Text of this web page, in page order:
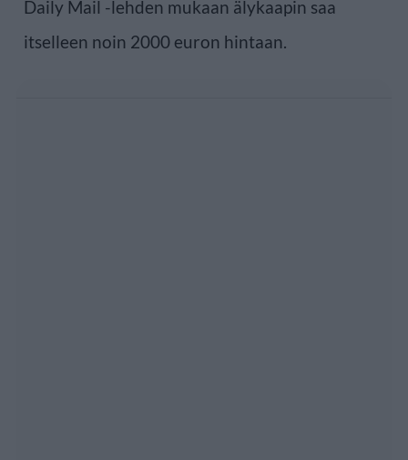
Daily Mail -lehden mukaan älykaapin saa
itselleen noin 2000 euron hintaan.